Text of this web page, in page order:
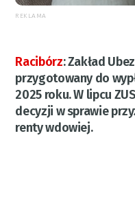
REKLAMA
Racibórz:Zakład
przygotowany do
2025 roku. W lipcu
decyzji w sprawie
renty wdowiej.